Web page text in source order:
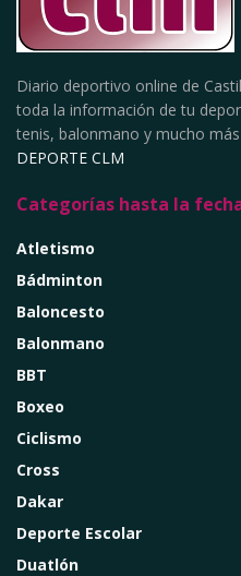
Diario deportivo online de
toda la información de tu
tenis, balonmano y mucho más
DEPORTE CLM
Categorías hasta la
Atletismo
Bádminton
Baloncesto
Balonmano
BBT
Boxeo
Ciclismo
Cross
Dakar
Deporte Escolar
Duatlón